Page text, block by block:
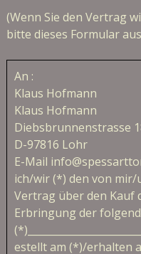
(Wenn Sie den Vertrag
bitte dieses Formular
An :
Klaus Hofmann
Klaus Hofmann
Diebsbrunnenstrasse
D-97816 Lohr
E-Mail
ich/wir (*) den von mir/
Vertrag über den Kauf
Erbringung der
estellt am (*)/erhalten